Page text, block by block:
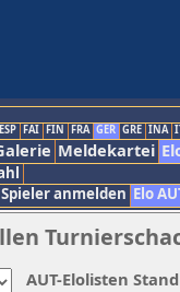
ESP FAI FIN FRA GER GRE INA
Meldekartei
Spieler anmelden Elo
AUT-Elolisten